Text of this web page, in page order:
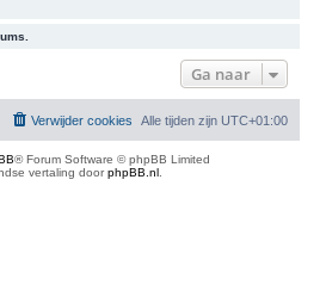
Ga naar
Alle tijden zijn UTC+01:00
Verwijder cookies
® Forum Software © phpBB Limited
vertaling doorphpBB.nl